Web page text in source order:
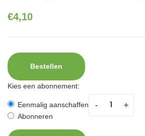
€4,10
Bestellen
Kies een abonnement:
Eenmalig aanschaffen
Abonneren
- +